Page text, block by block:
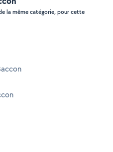
la même catégorie, pour cette